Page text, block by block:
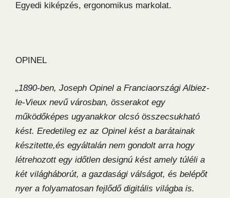
Egyedi kiképzés, ergonomikus markolat.
OPINEL
„1890-ben, Joseph Opinel a Franciaországi Albiez-
le-Vieux nevű városban, össerakot egy
működőképes ugyanakkor olcsó összecsukható
kést. Eredetileg ez az Opinel kést a barátainak
készitette,és egyáltalán nem gondolt arra hogy
létrehozott egy időtlen designú kést amely túléli a
két világháborút, a gazdasági válságot, és belépőt
nyer a folyamatosan fejlődő digitális világba is.